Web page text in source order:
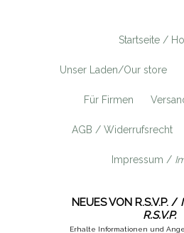
Startseite /
Unser Laden/Our store
Für Firmen
AGB / Widerrufsrecht
Impressum /
NEUES VON R.S.V.P. /
R.S.V.P.
Erhalte Informationen und